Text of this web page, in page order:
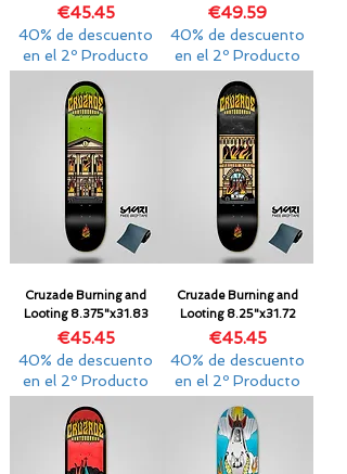
Price
€45.45
40% de descuento
en el 2º Producto
Price
€49.59
40% de descuento
en el 2º Producto
Cruzade Burning and
Looting 8.375"x31.83
Price
€45.45
40% de descuento
en el 2º Producto
Cruzade Burning and
Looting 8.25"x31.72
Price
€45.45
40% de descuento
en el 2º Producto